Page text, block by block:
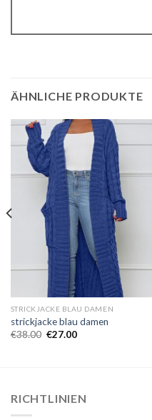
ÄHNLICHE PRODUKTE
STRICKJACKE BLAU DAMEN
strickjacke blau damen
€38.00 €27.00
RICHTLINIEN